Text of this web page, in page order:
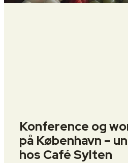
Konference og
på København –
hos Café Sylten